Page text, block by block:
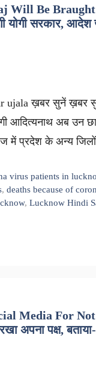
Will Be
योगी सरकार, आदेश
ujala ख़बर सुनें ख़बर
आदित्यनाथ अब उन
में प्रदेश के अन्य
virus patients in
, deaths because of
, Lucknow Hindi
Media For
अपना पक्ष,